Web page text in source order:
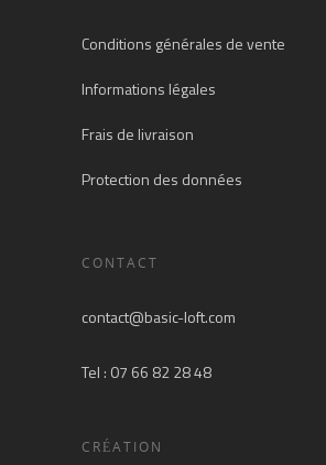
Conditions générales de vente
Informations légales
Frais de livraison
Protection des données
CONTACT
contact@basic-loft.com
Tel : 07 66 82 28 48
CRÉATION